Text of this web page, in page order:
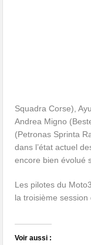
Squadra Corse),
Andrea Migno
(Petronas Sprinta
dans l’état actuel
encore bien évolué
Les pilotes du
la troisième session
Voir aussi :